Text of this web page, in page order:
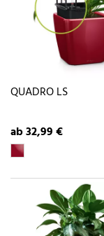
QUADRO LS
ab 32,99 €